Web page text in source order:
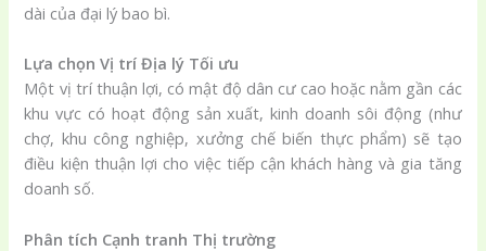
dài của đại lý bao bì.
Lựa chọn Vị trí Địa lý Tối ưu
Một vị trí thuận lợi, có mật độ dân cư cao hoặc nằm gần các
khu vực có hoạt động sản xuất, kinh doanh sôi động (như
chợ, khu công nghiệp, xưởng chế biến thực phẩm) sẽ tạo
điều kiện thuận lợi cho việc tiếp cận khách hàng và gia tăng
doanh số.
Phân tích Cạnh tranh Thị trường